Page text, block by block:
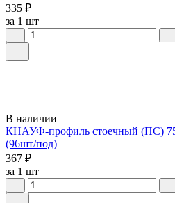
335 ₽
за 1 шт
В наличии
КНАУФ-профиль стоечный (ПС)
(96шт/под)
367 ₽
за 1 шт